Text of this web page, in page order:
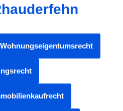
Wohnungseigentumsrecht